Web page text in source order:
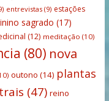
entrevistas(9) estações
sagrado (17)
(12) meditação (10)
(80) nova
outono (14) plantas
(47) reino